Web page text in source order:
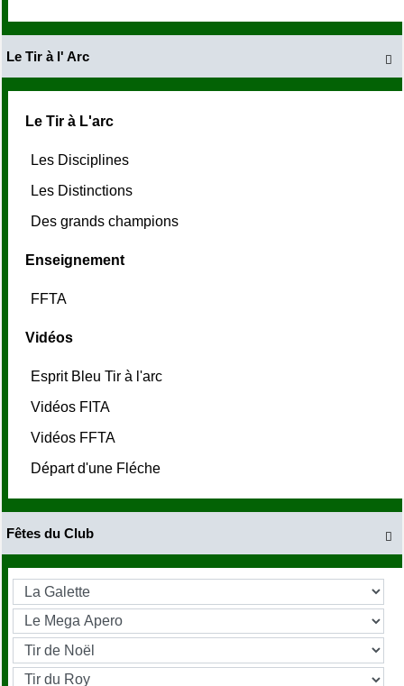

Le Tir à l' Arc
Le Tir à L'arc
Les Disciplines
Les Distinctions
Des grands champions
Enseignement
FFTA
Vidéos
Esprit Bleu Tir à l'arc
Vidéos FITA
Vidéos FFTA
Départ d'une Fléche

Fêtes du Club